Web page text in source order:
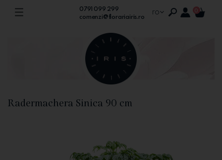
0791 099 299
comenzi@florariairis.ro
ro 0
Radermachera Sinica 90 cm